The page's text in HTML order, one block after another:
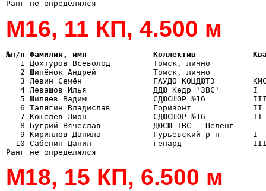
М16, 11 КП, 4.500 м
№п/п Фамилия, имя              Коллектив            Квал
1 Дохтуров Всеволод         Томск, лично
2 Шипёнок Андрей            Томск, лично
3 Левин Семён               ГАУДО КОЦДЮТЭ
4 Левашов Илья              ДДЮ Кедр '3ВС'
5 Шиляев Вадим              СДЮСШОР №16
6 Талягин Владислав         Горизонт
7 Кошелев Лион              СДЮСШОР №16
8 Бугрий Вячеслав           ДЮСШ ТВС - Пеленг
9 Кириллов Данила           Гурьевский р-н
10 Сабенин Данил             гепард
М18, 15 КП, 6.500 м